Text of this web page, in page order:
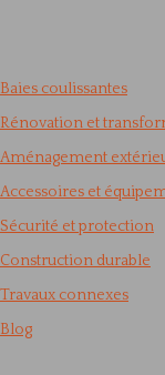
Baies coulissantes
Rénovation et
Aménagement
Accessoires et
Sécurité et protection
Construction durable
Travaux connexes
Blog